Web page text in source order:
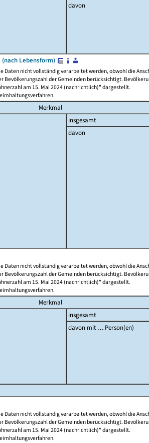
davon
Lebensform)
nicht vollständig verarbeitet werden, obwohl die
der Gemeinden berücksichtigt.
am 15. Mai 2024 (nachrichtlich)" dargestellt.
Merkmal
insgesamt
davon
nicht vollständig verarbeitet werden, obwohl die
der Gemeinden berücksichtigt.
am 15. Mai 2024 (nachrichtlich)" dargestellt.
Merkmal
insgesamt
davon mit … Person(en)
nicht vollständig verarbeitet werden, obwohl die
der Gemeinden berücksichtigt.
am 15. Mai 2024 (nachrichtlich)" dargestellt.